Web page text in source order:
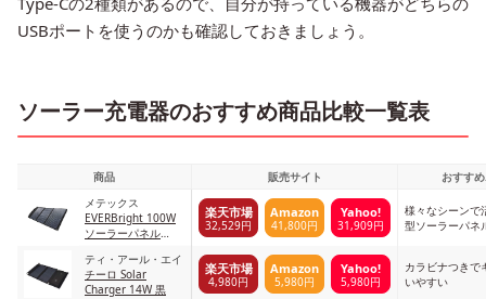
USBポートを使うのかも確認しておきましょう。
ソーラー充電器のおすすめ商品比較一覧表
商品 販売サイト
おすす
メテックス
EVERBright 100W
ソーラーパネル
楽天市場
32,529円
Amazon
41,800円
Yahoo!
31,909円
様々なシーンで
型ソーラーパネ
ティ・アール・エイ
チーロ Solar
Charger 14W 黒
楽天市場
4,980円
Amazon
5,980円
Yahoo!
5,980円
カラビナつきで
いやすい